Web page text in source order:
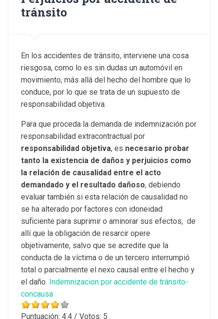
tránsito
En los accidentes de tránsito, interviene una cosa
riesgosa, como lo es sin dudas un automóvil en
movimiento, más allá del hecho del hombre que lo
conduce, por lo que se trata de un supuesto de
responsabilidad objetiva.
Para que proceda la demanda de indemnización por
responsabilidad extracontractual por
responsabilidad objetiva, es necesario probar
tanto la existencia de daños y perjuicios como
la relación de causalidad entre el acto
demandado y el resultado dañoso, debiendo
evaluar también si esta relación de causalidad no
se ha alterado por factores con idoneidad
suficiente para suprimir o aminorar sus efectos, de
allí que la obligación de resarcir opere
objetivamente, salvo que se acredite que la
conducta de la víctima o de un tercero interrumpió
total o parcialmente el nexo causal entre el hecho y
el daño. Indemnizacion por accidente de tránsito-
concausa
Puntuación: 4.4/ Votos: 5